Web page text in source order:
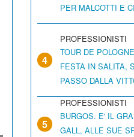
PER MALCOTTI E
4
PROFESSIONISTI
TOUR DE
FESTA IN SALITA,
PASSO DALLA
5
PROFESSIONISTI
BURGOS. E' IL
GALL, ALLE SUE